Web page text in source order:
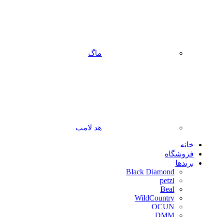
ماگ
هد لامپ
خانه
فروشگاه
برندها
Black Diamond
petzl
Beal
WildCountry
OCUN
DMM